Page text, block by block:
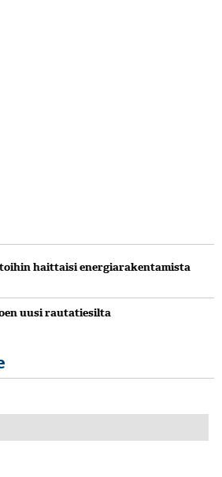
haittaisi energiarakentamista
uusi rautatiesilta